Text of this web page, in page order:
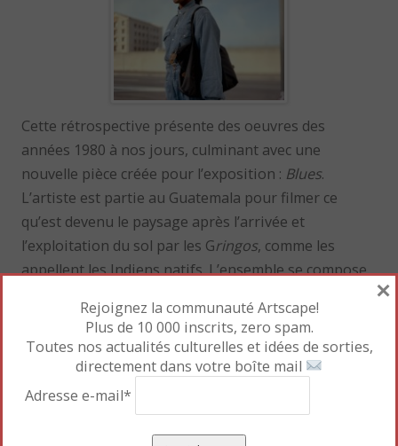
Cette rétrospective présente des oeuvres des
années 1980 à nos jours, culminant avec une
nouvelle pièce créée pour l’exposition : Blues.
L’artiste est partie au Guatemala pour filmer ce
qu’est devenu le paysage après l’arrivée et
l’exploitation du sol par les Gringos, comme les
appellent les Indiens natifs. L’ensemble se compose
son, autour d’une figure principale : Tania Carl,
chanteuse de blues, partie de France pour le
Guatemala.
De toutes les séries, c’est celle des « Personnages »
qui m’a le plus interpellée. Les hommes et femmes
Rejoignez la communauté Artscape!
Plus de 10 000 inscrits, zero spam.
Toutes nos actualités culturelles et idées de sorties,
directement dans votre boîte mail
Adresse e-mail*
×